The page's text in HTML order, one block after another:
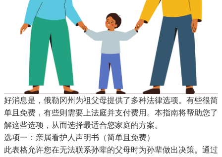
好消息是，俄勒冈州为祖父母提供了多种法律选项。有些很简
单且免费，有些则需要上法庭并支付费用。本指南将帮助您了
解这些选项，从而选择最适合您家庭的方案。
选项一：亲属看护人声明书（简单且免费）
此表格允许您在无法联系孙辈的父母时为孙辈做出决策。通过